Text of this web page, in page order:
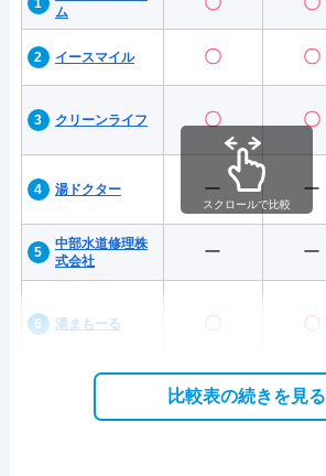
ム
イースマイル 〇 〇
クリーンライフ 〇 〇
湯ドクター ー ー
中部水道修理株
式会社
ー ー
湯まもーる 〇 〇
スクロールで比較
比較表の続きを見る